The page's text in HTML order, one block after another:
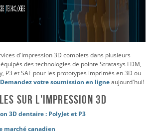
d'impression 3D complets dans plusieurs
des technologies de pointe Stratasys FDM,
P3 et SAF pour les prototypes imprimés en 3D ou
Demandez votre soumission en ligneaujourd'hui!
sur l'impression 3D
3D dentaire : PolyJet et P3
marché canadien